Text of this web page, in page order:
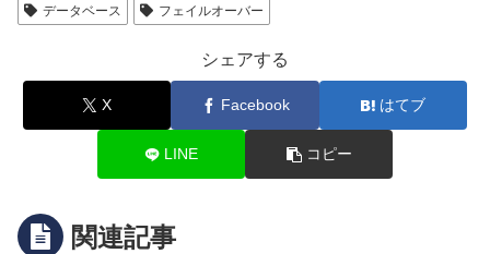
データベース
フェイルオーバー
シェアする
X Facebook はてブ
LINE コピー
関連記事